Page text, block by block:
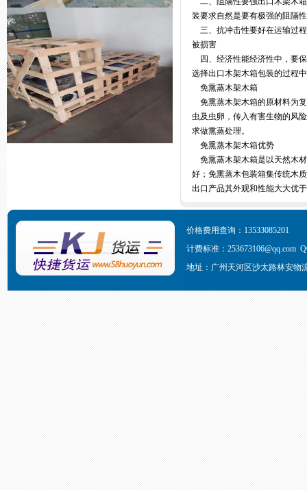
装要求自然是要有极强的阻隔
三、抗冲击性要好在运输过
被损害
四、经济性能经济性中，要
选择出口木架木箱包装的过程
免熏蒸木架木箱
免熏蒸木架木箱的原材料为
虫及虫卵，传入有害生物的风
求做熏蒸处理。
免熏蒸木架木箱优势
免熏蒸木架木箱是以天然木
好；免熏蒸木包装箱集传统木
出口产品其外观和性能大大优
价格费用查询：13533085201
计费标准 ：253673106@qq.com
地址：广州天河区沙太路林安物